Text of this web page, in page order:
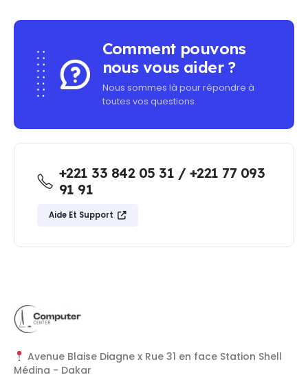
Comment pouvons
nous vous aider ?
Nous sommes là pour répondre à
toutes vos questions.
+221 33 842 05 31 / +221 77 093
91 91
Aide Et Support
Avenue Blaise Diagne x Rue 31 en face Station Shell
Médina - Dakar